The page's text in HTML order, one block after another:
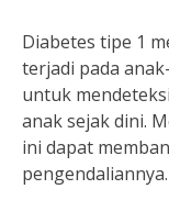
Diabetes tipe 1
terjadi pada
untuk
anak sejak dini.
ini dapat
pengendaliannya.